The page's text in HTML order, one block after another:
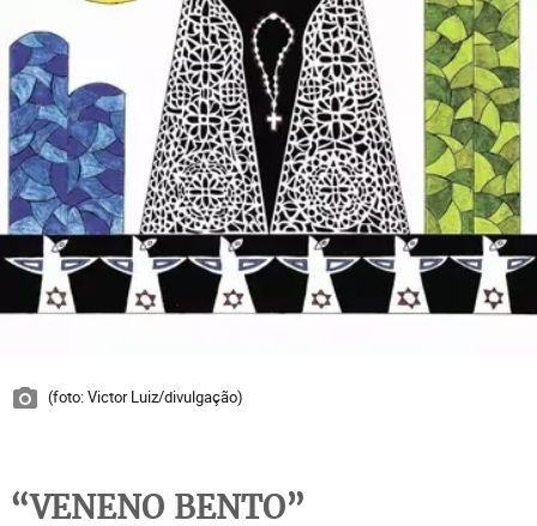
(foto: Victor Luiz/divulgação)
“VENENO BENTO”